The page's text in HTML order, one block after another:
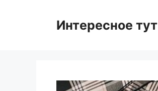
Интересное тут